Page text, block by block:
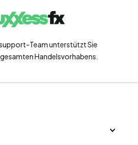
Team unterstützt Sie
Handelsvorhabens.